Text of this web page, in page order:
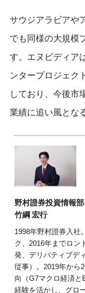
サウジアラビアや
でも同様の大規模
す。エヌビディア
ンタープロジェク
しており、今後市
業績に追い風とな
野村證券投資情報
竹綱 宏行
1998年野村證券入社
ク、2016年までロン
発、デリバティブデ
従事）。2019年から
向（G7マクロ経済
経験を活かし、グロ